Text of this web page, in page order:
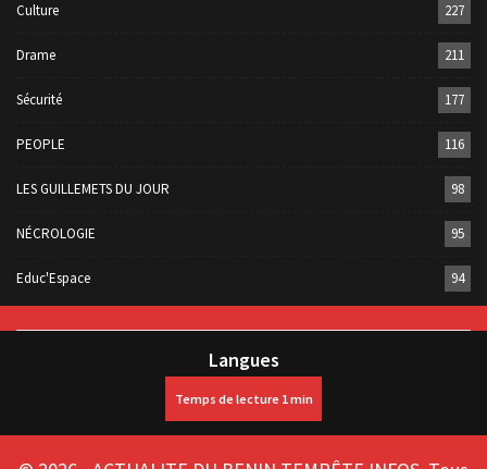
Culture 227
Drame 211
Sécurité 177
PEOPLE 116
LES GUILLEMETS DU JOUR 98
NÉCROLOGIE 95
Educ'Espace 94
Langues